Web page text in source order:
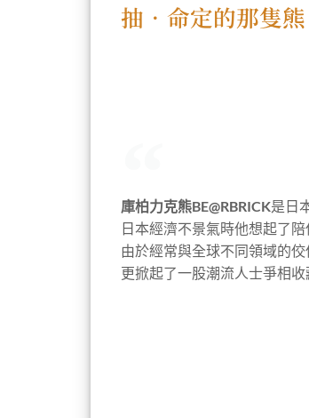
抽•命定的那隻熊
庫柏力克熊BE@RBRICK是日
日本經濟不景氣時他想起了
由於經常與全球不同領域的
更掀起了一股潮流人士爭相